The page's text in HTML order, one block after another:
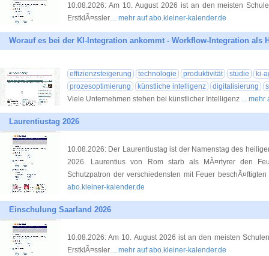
10.08.2026: Am 10. August 2026 ist an den meisten
ErstklÃ¤ssler.... mehr auf abo.kleiner-kalender.de
Worauf es bei der KI-Integration ankommt - Workflow-Integration als
effizienzsteigerung technologie produktivität studie
ki-
prozesoptimierung
künstliche intelligenz digitalisierung
Viele Unternehmen stehen bei künstlicher Intelligenz ... mehr
Laurentiustag 2026
10.08.2026: Der Laurentiustag ist der Namenstag des
2026. Laurentius von Rom starb als MÃ¤rtyrer den
Schutzpatron der verschiedensten mit Feuer
abo.kleiner-kalender.de
Einschulung Saarland 2026
10.08.2026: Am 10. August 2026 ist an den meisten
ErstklÃ¤ssler.... mehr auf abo.kleiner-kalender.de